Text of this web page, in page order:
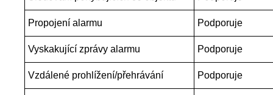
Propojení alarmu Podporuje
Vyskakující zprávy alarmu Podporuje
Vzdálené prohlížení/přehrávání Podporuje